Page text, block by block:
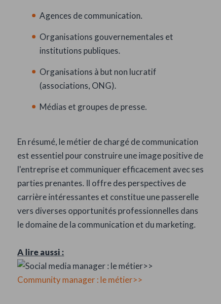
Agences de communication.
Organisations gouvernementales et
institutions publiques.
Organisations à but non lucratif
(associations, ONG).
Médias et groupes de presse.
En résumé, le métier de chargé de communication
est essentiel pour construire une image positive de
l'entreprise et communiquer efficacement avec ses
parties prenantes. Il offre des perspectives de
carrière intéressantes et constitue une passerelle
vers diverses opportunités professionnelles dans
le domaine de la communication et du marketing.
A lire aussi :
Community manager : le métier>>